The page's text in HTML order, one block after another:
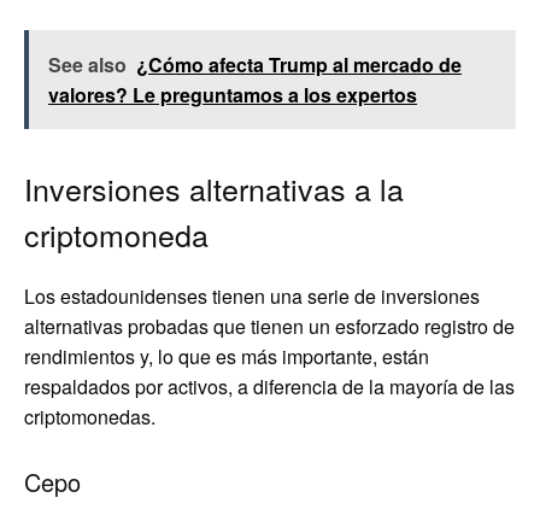
See also ¿Cómo afecta Trump al mercado de
valores? Le preguntamos a los expertos
Inversiones alternativas a la
criptomoneda
Los estadounidenses tienen una serie de inversiones
alternativas probadas que tienen un esforzado registro de
rendimientos y, lo que es más importante, están
respaldados por activos, a diferencia de la mayoría de las
criptomonedas.
Cepo